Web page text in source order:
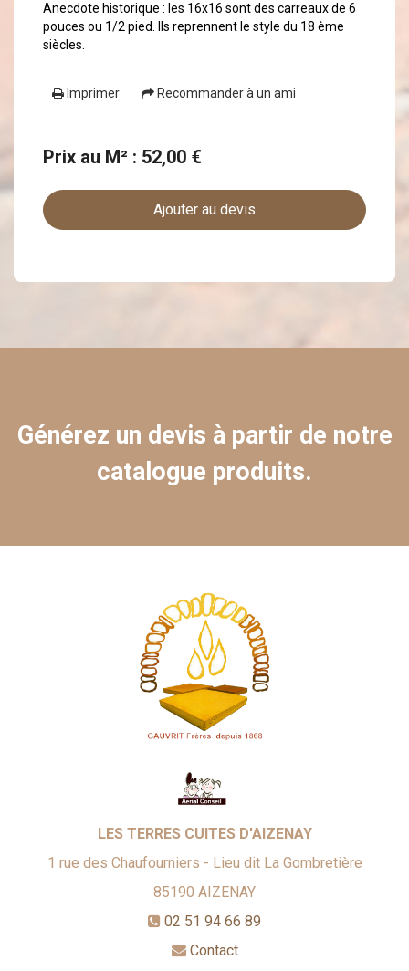
Anecdote historique : les 16x16 sont des carreaux de 6
pouces ou 1/2 pied. Ils reprennent le style du 18 ème
siècles.
Imprimer Recommander à un ami
Prix au M² : 52,00 €
Ajouter au devis
Générez un devis à partir de notre
catalogue produits.
LES TERRES CUITES D'AIZENAY
1 rue des Chaufourniers - Lieu dit La Gombretière
85190 AIZENAY
02 51 94 66 89
Contact